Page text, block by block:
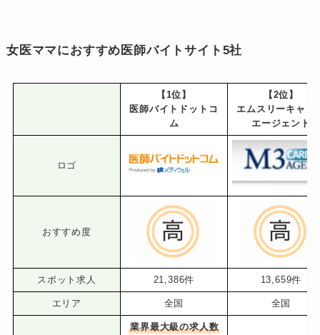
女医ママにおすすめ医師バイトサイト5社
【1位】
医師バイトドットコ
ム
【2位】
エムスリーキャリ
エージェント
ロゴ
おすすめ度
スポット求人 21,386件 13,659件
エリア 全国 全国
業界最大級の求人数